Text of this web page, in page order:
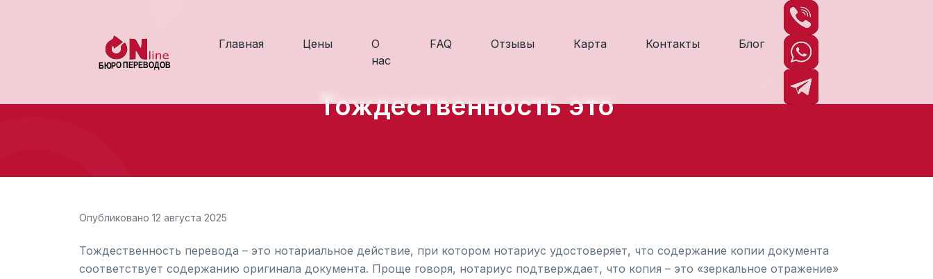
Главная Цены
О
нас
FAQ Отзывы Карта Контакты Блог
Тождественность это
Опубликовано 12 августа 2025
Тождественность перевода – это нотариальное действие, при котором нотариус удостоверяет, что содержание копии документа
соответствует содержанию оригинала документа. Проще говоря, нотариус подтверждает, что копия – это «зеркальное отражение»